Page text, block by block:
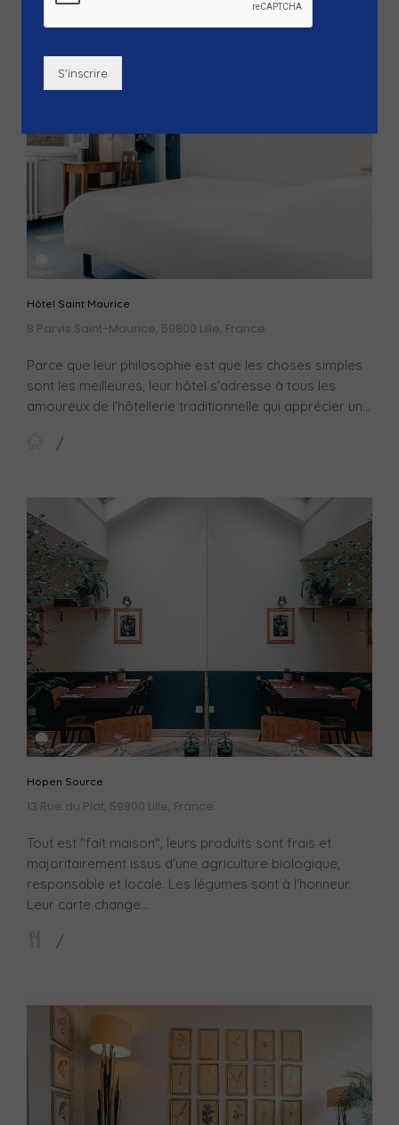
Hôtel Saint Maurice
8 Parvis Saint-Maurice, 59800 Lille, France
Parce que leur philosophie est que les choses simples
sont les meilleures, leur hôtel s'adresse à tous les
amoureux de l'hôtellerie traditionnelle qui apprécier un...
Hopen Source
13 Rue du Plat, 59800 Lille, France
Tout est "fait maison", leurs produits sont frais et
majoritairement issus d'une agriculture biologique,
responsable et locale. Les légumes sont à l'honneur.
Leur carte change...
S'inscrire